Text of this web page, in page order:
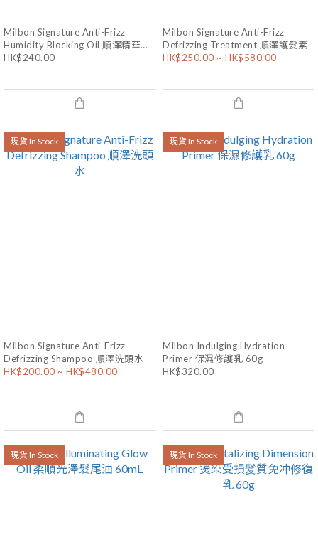
Milbon Signature Anti-Frizz
Humidity Blocking Oil 順澤精華露
120mL
HK$240.00
Milbon Signature Anti-Frizz
Defrizzing Treatment 順澤護髮素
HK$250.00 ~ HK$580.00
現貨 In Stock
Milbon Signature Anti-Frizz
Defrizzing Shampoo 順澤洗頭水
HK$200.00 ~ HK$480.00
現貨 In Stock
Milbon Indulging Hydration
Primer 保濕修護乳 60g
HK$320.00
現貨 In Stock 現貨 In Stock